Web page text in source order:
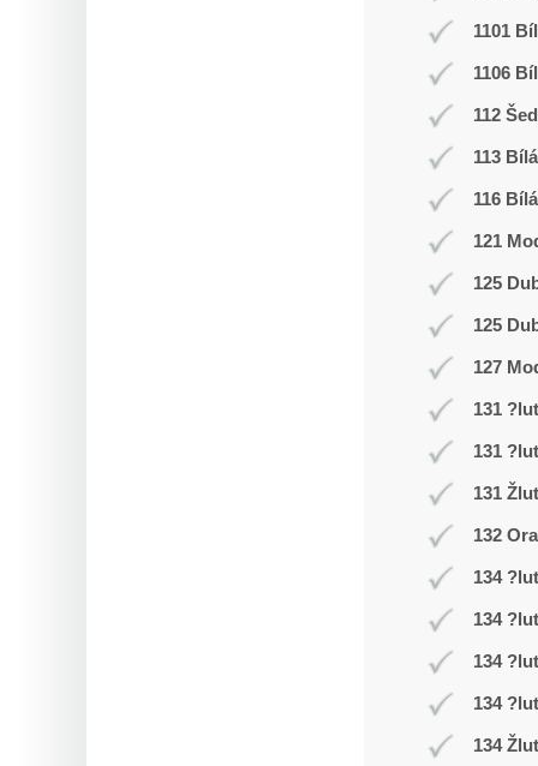
1101
1106
112
113 Bílá
116 Bílá
121
125
125
127
131 ?lut
131 ?lut
131
132
134 ?lut
134 ?lut
134 ?lut
134 ?lut
134